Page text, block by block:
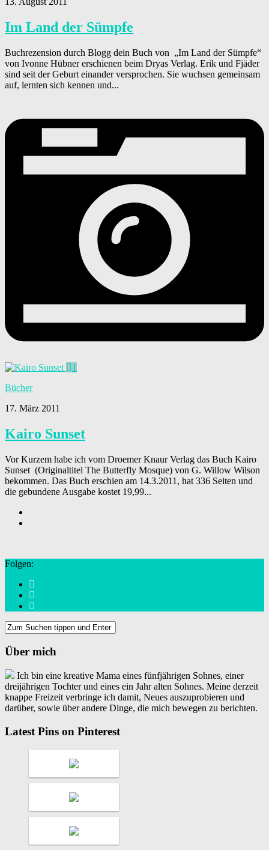
Im Land der Sümpfe
Buchrezension durch Blogg dein Buch von „Im Land der Sümpfe“
von Ivonne Hübner erschienen beim Dryas Verlag. Erik und Fjäder
sind seit der Geburt einander versprochen. Sie wuchsen gemeinsam
auf, lernten sich kennen und...
1
Bücher
17. März 2011
Kairo Sunset
Vor Kurzem habe ich vom Droemer Knaur Verlag das Buch Kairo
Sunset (Originaltitel The Butterfly Mosque) von G. Willow Wilson
bekommen. Das Buch erschien am 14.3.2011, hat 336 Seiten und
die gebundene Ausgabe kostet 19,99...
Folgen:
Über mich
Ich bin eine kreative Mama eines fünfjährigen Sohnes, einer
dreijährigen Tochter und eines ein Jahr alten Sohnes. Meine derzeit
knappe Freizeit verbringe ich damit, Neues auszuprobieren und
darüber, sowie über andere Dinge, die mich bewegen zu berichten.
Latest Pins on Pinterest